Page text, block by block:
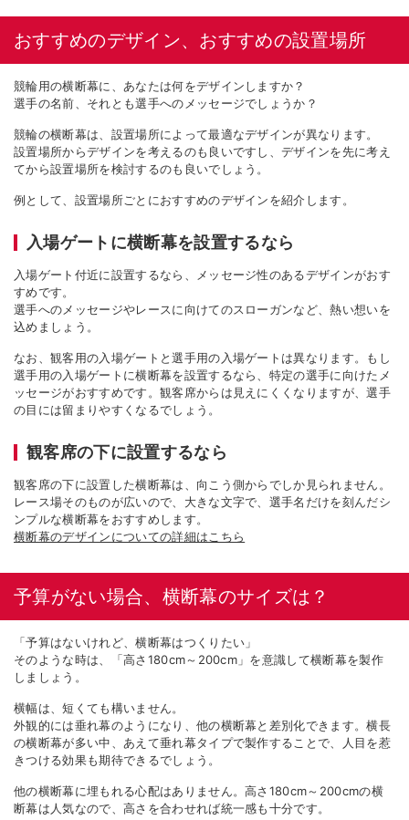
おすすめのデザイン、おすすめの設置場所
競輪用の横断幕に、あなたは何をデザインしますか？
選手の名前、それとも選手へのメッセージでしょうか？
競輪の横断幕は、設置場所によって最適なデザインが異なります。
設置場所からデザインを考えるのも良いですし、デザインを先に考え
てから設置場所を検討するのも良いでしょう。
例として、設置場所ごとにおすすめのデザインを紹介します。
入場ゲートに横断幕を設置するなら
入場ゲート付近に設置するなら、メッセージ性のあるデザインがおす
すめです。
選手へのメッセージやレースに向けてのスローガンなど、熱い想いを
込めましょう。
なお、観客用の入場ゲートと選手用の入場ゲートは異なります。もし
選手用の入場ゲートに横断幕を設置するなら、特定の選手に向けたメ
ッセージがおすすめです。観客席からは見えにくくなりますが、選手
の目には留まりやすくなるでしょう。
観客席の下に設置するなら
観客席の下に設置した横断幕は、向こう側からでしか見られません。
レース場そのものが広いので、大きな文字で、選手名だけを刻んだシ
ンプルな横断幕をおすすめします。
横断幕のデザインについての詳細はこちら
予算がない場合、横断幕のサイズは？
「予算はないけれど、横断幕はつくりたい」
そのような時は、「高さ180cm～200cm」を意識して横断幕を製作
しましょう。
横幅は、短くても構いません。
外観的には垂れ幕のようになり、他の横断幕と差別化できます。横長
の横断幕が多い中、あえて垂れ幕タイプで製作することで、人目を惹
きつける効果も期待できるでしょう。
他の横断幕に埋もれる心配はありません。高さ180cm～200cmの横
断幕は人気なので、高さを合わせれば統一感も十分です。